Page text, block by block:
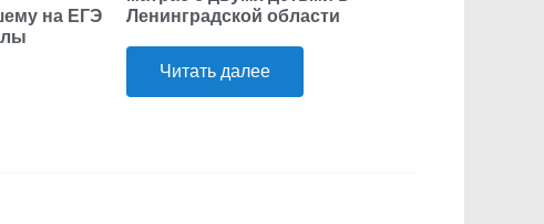
на ЕГЭ
Ленинградской области
Читать далее